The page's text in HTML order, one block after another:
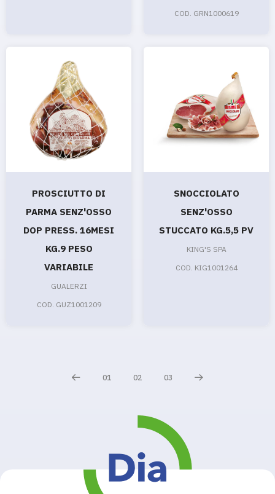
COD. GRN1000619
PROSCIUTTO DI
PARMA SENZ'OSSO
DOP PRESS. 16MESI
KG.9 PESO
VARIABILE
GUALERZI
COD. GUZ1001209
SNOCCIOLATO
SENZ'OSSO
STUCCATO KG.5,5 PV
KING'S SPA
COD. KIG1001264
01 02 03